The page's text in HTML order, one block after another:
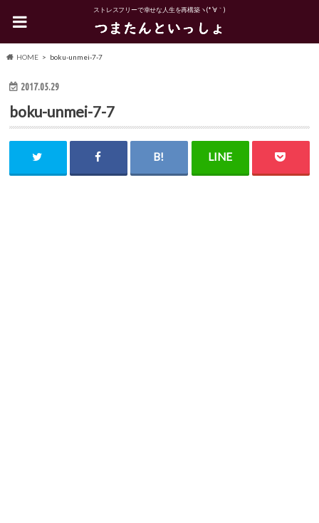
ストレスフリーで幸せな人生を再構築ヽ(*´∀｀)
HOME boku-unmei-7-7
2017.05.29
boku-unmei-7-7